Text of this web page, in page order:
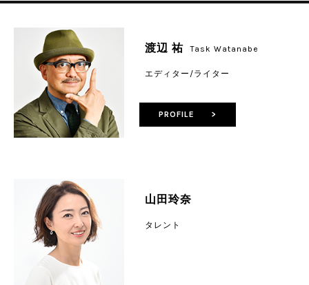
渡辺 祐 Task Watanabe
エディター/ライター
山田玲奈
タレント
PROFILE >